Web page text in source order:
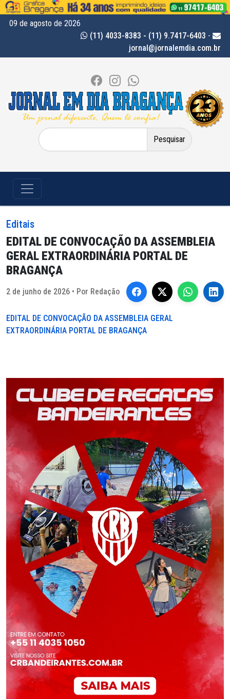
09 de agosto de 2026
(11) 4033-8383 - (11) 9.7417-6403 -
jornal@jornalemdia.com.br
Pesquisar
por:
Editais
EDITAL DE CONVOCAÇÃO DA ASSEMBLEIA
GERAL EXTRAORDINÁRIA PORTAL DE
BRAGANÇA
2 de junho de 2026 • Por Redação
EDITAL DE CONVOCAÇÃO DA ASSEMBLEIA GERAL
EXTRAORDINÁRIA PORTAL DE BRAGANÇA